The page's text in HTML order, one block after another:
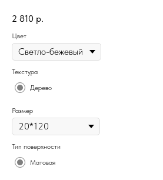
2 810 р.
Цвет
Текстура
Дерево
Размер
Тип поверхности
Матовая